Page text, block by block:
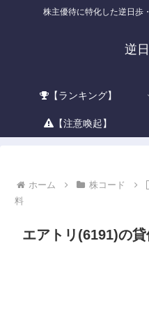
株主優待に特化した逆日歩
逆
【ランキング】
【注意喚起】
ホーム 株コード
料
エアトリ(6191)の